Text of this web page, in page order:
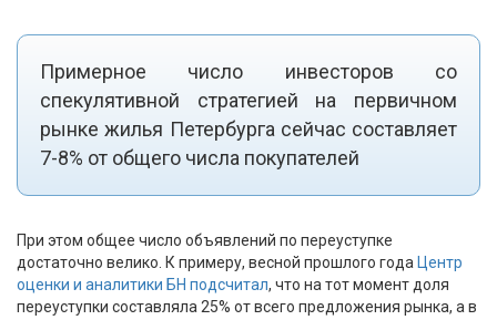
Примерное число инвесторов со
спекулятивной стратегией на первичном
рынке жилья Петербурга сейчас составляет
7-8% от общего числа покупателей
При этом общее число объявлений по переуступке
достаточно велико. К примеру, весной прошлого года Центр
оценки и аналитики БН подсчитал, что на тот момент доля
переуступки составляла 25% от всего предложения рынка, а в